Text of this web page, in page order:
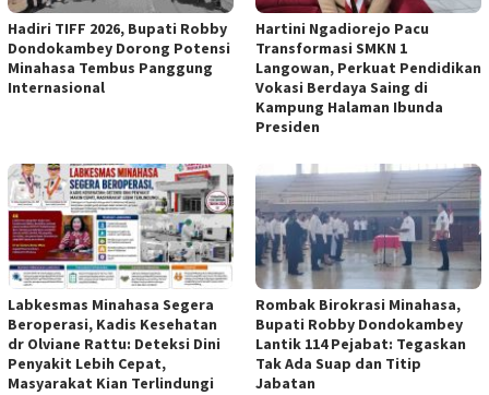
Hadiri TIFF 2026, Bupati Robby
Dondokambey Dorong Potensi
Minahasa Tembus Panggung
Internasional
Hartini Ngadiorejo Pacu
Transformasi SMKN 1
Langowan, Perkuat Pendidikan
Vokasi Berdaya Saing di
Kampung Halaman Ibunda
Presiden
Labkesmas Minahasa Segera
Beroperasi, Kadis Kesehatan
dr Olviane Rattu: Deteksi Dini
Penyakit Lebih Cepat,
Masyarakat Kian Terlindungi
Rombak Birokrasi Minahasa,
Bupati Robby Dondokambey
Lantik 114 Pejabat: Tegaskan
Tak Ada Suap dan Titip
Jabatan